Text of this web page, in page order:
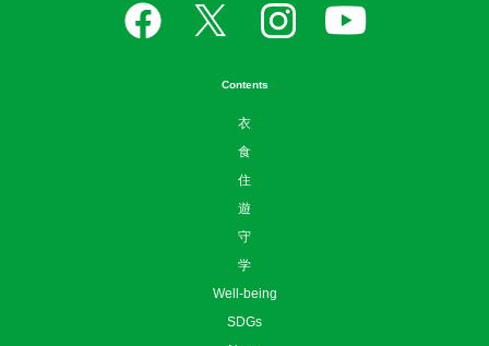
守
お問い合わせ
ニュースリリースはこちら
広告掲載について
利用規約